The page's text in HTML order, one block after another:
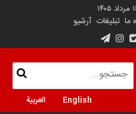
ما تبلیغات آرشیو
English العربية